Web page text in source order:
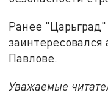
Ранее
Павлове.
Уважаемые